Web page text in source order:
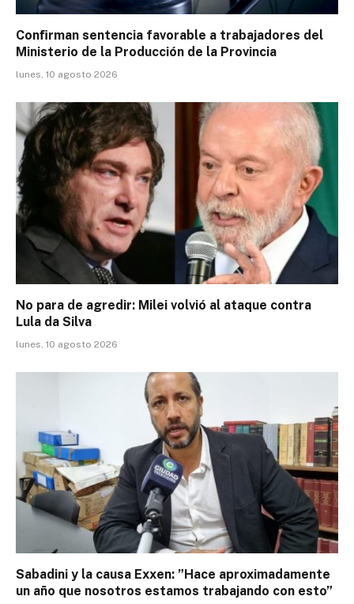
Conﬁrman sentencia favorable a trabajadores del
Ministerio de la Producción de la Provincia
lunes, 10 agosto 2026
No para de agredir: Milei volvió al ataque contra
Lula da Silva
lunes, 10 agosto 2026
Sabadini y la causa Exxen: ”Hace aproximadamente
un año que nosotros estamos trabajando con esto”